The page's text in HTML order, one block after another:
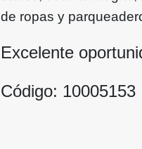
de ropas y
Excelente
Código: 10005153